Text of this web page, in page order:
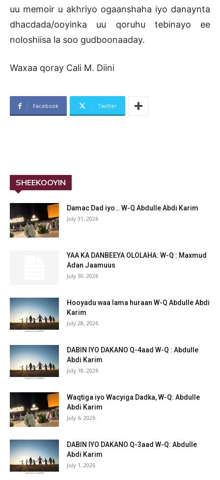
uu memoir u akhriyo ogaanshaha iyo danaynta
dhacdada/ooyinka uu qoruhu tebinayo ee
noloshiisa la soo gudboonaaday.
Waxaa qoray Cali M. Diini
Facebook Twitter
SHEEKOOYIN
Damac Dad iyo… W-Q Abdulle Abdi Karim
July 31, 2026
YAA KA DANBEEYA OLOLAHA: W-Q : Maxmud
Adan Jaamuus
July 30, 2026
Hooyadu waa lama huraan W-Q Abdulle Abdi
Karim
July 28, 2026
DABIN IYO DAKANO Q-4aad W-Q : Abdulle
Abdi Karim
July 18, 2026
Waqtiga iyo Wacyiga Dadka, W-Q: Abdulle
Abdi Karim
July 6, 2026
DABIN IYO DAKANO Q-3aad W-Q: Abdulle
Abdi Karim
July 1, 2026